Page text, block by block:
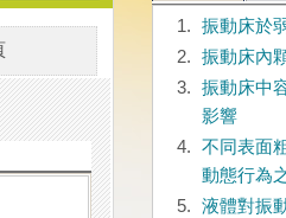
1.
振動床於
2.
振動床內
3.
振動床中
影響
4.
不同表面
動態行為
5.
液體對振